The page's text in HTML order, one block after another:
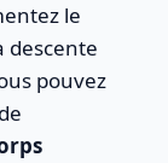
le
descente
pouvez